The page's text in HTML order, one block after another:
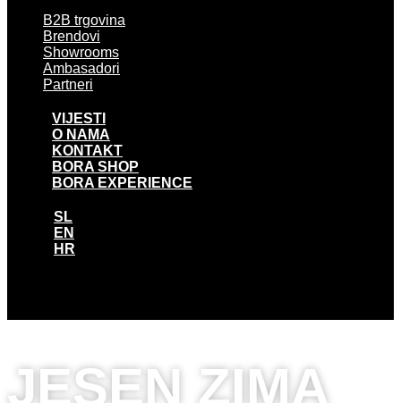
B2B trgovina
Brendovi
Showrooms
Ambasadori
Partneri
VIJESTI
O NAMA
KONTAKT
BORA SHOP
BORA EXPERIENCE
SL
EN
HR
JESEN ZIMA